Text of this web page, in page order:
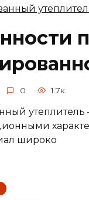
0 1.7к.
утеплитель
широко